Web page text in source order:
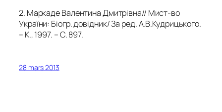
2. Маркаде Валентина Дмитрівна// Мист-во
України: Біогр. довідник/ За ред. А.В.Кудрицького.
– К., 1997. – С. 897.
28 mars 2013